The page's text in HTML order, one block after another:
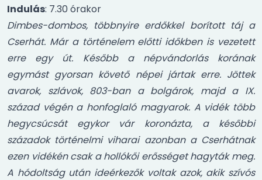
Indulás: 7.30 órakor
Dimbes-dombos, többnyire erdőkkel borított táj a
Cserhát. Már a történelem előtti időkben is vezetett
erre egy út. Később a népvándorlás korának
egymást gyorsan követő népei jártak erre. Jöttek
avarok, szlávok, 803-ban a bolgárok, majd a IX.
század végén a honfoglaló magyarok. A vidék több
hegycsúcsát egykor vár koronázta, a későbbi
századok történelmi viharai azonban a Cserhátnak
ezen vidékén csak a hollókői erősséget hagyták meg.
A hódoltság után ideérkezők voltak azok, akik szívós